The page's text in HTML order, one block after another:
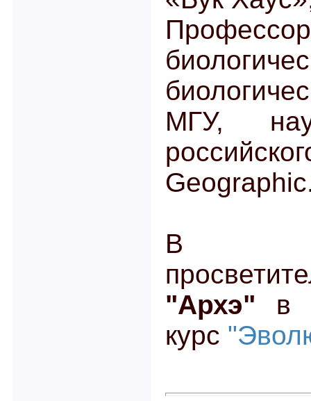
МГУ,
В
"Архэ" в
курс